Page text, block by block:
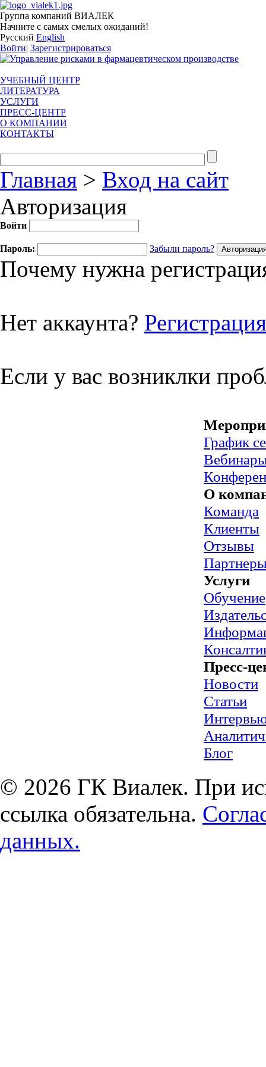
Группа компаний ВИАЛЕК
Начните с самых смелых ожиданий!
Русский English
Войти| Зарегистрироваться
УЧЕБНЫЙ ЦЕНТР
ЛИТЕРАТУРА
УСЛУГИ
ПРЕСС-ЦЕНТР
О КОМПАНИИ
КОНТАКТЫ
Главная > Вход на сайт
Авторизация
Войти
Пароль: Забыли пароль?
Почему нужна
Нет аккаунта? Регистрация
Если у вас возниклки
График
О
Команда
Клиенты
Отзывы
Услуги
Обучение
Пресс-
Новости
Статьи
Блог
© 2026 ГК Виалек. При
ссылка обязательна.
данных.